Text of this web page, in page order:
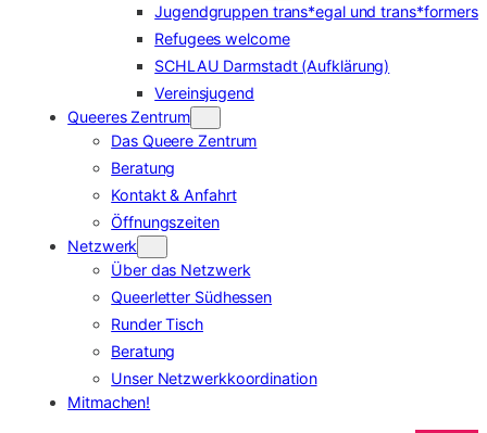
Jugendgruppen trans*egal und trans*formers
Refugees welcome
SCHLAU Darmstadt (Aufklärung)
Vereinsjugend
Queeres Zentrum
Das Queere Zentrum
Beratung
Kontakt & Anfahrt
Öffnungszeiten
Netzwerk
Über das Netzwerk
Queerletter Südhessen
Runder Tisch
Beratung
Unser Netzwerkkoordination
Mitmachen!